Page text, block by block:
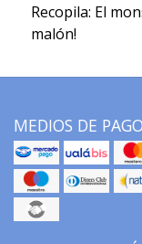
Recopila: El
malón!
MEDIOS DE PAGO